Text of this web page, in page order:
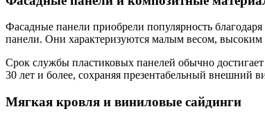
Фасадные панели приобрели популярность
панели. Они характеризуются малым весом, высоким
Срок службы пластиковых панелей обычно
30 лет и более, сохраняя презентабельный внешний
Мягкая кровля и виниловые сайдинги